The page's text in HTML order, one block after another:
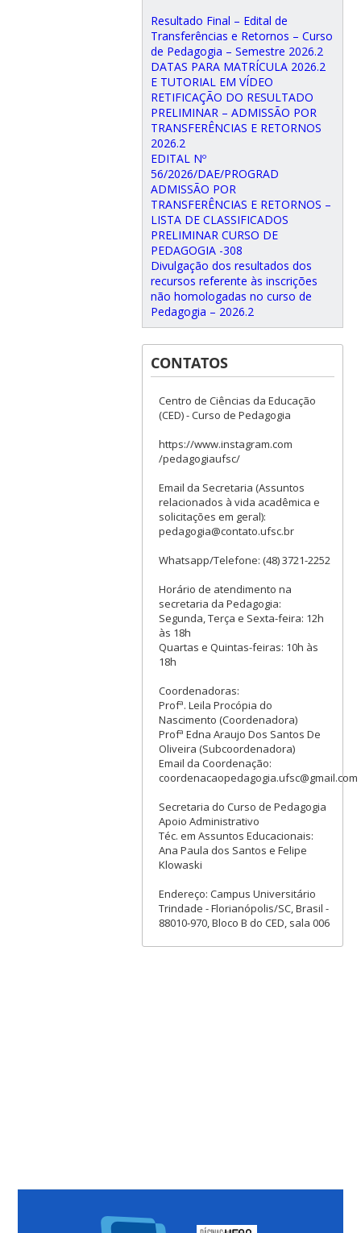
Resultado Final – Edital de
Transferências e Retornos – Curso
de Pedagogia – Semestre 2026.2
DATAS PARA MATRÍCULA 2026.2
E TUTORIAL EM VÍDEO
RETIFICAÇÃO DO RESULTADO
PRELIMINAR – ADMISSÃO POR
TRANSFERÊNCIAS E RETORNOS
2026.2
EDITAL Nº
56/2026/DAE/PROGRAD
ADMISSÃO POR
TRANSFERÊNCIAS E RETORNOS –
LISTA DE CLASSIFICADOS
PRELIMINAR CURSO DE
PEDAGOGIA -308
Divulgação dos resultados dos
recursos referente às inscrições
não homologadas no curso de
Pedagogia – 2026.2
CONTATOS
Centro de Ciências da Educação
(CED) - Curso de Pedagogia
https://www.instagram.com
/pedagogiaufsc/
Email da Secretaria (Assuntos
relacionados à vida acadêmica e
solicitações em geral):
pedagogia@contato.ufsc.br
Whatsapp/Telefone: (48) 3721-2252
Horário de atendimento na
secretaria da Pedagogia:
Segunda, Terça e Sexta-feira: 12h
às 18h
Quartas e Quintas-feiras: 10h às
18h
Coordenadoras:
Profª. Leila Procópia do
Nascimento (Coordenadora)
Profª Edna Araujo Dos Santos De
Oliveira (Subcoordenadora)
Email da Coordenação:
coordenacaopedagogia.ufsc@gmail.com
Secretaria do Curso de Pedagogia
Apoio Administrativo
Téc. em Assuntos Educacionais:
Ana Paula dos Santos e Felipe
Klowaski
Endereço: Campus Universitário
Trindade - Florianópolis/SC, Brasil -
88010-970, Bloco B do CED, sala 006